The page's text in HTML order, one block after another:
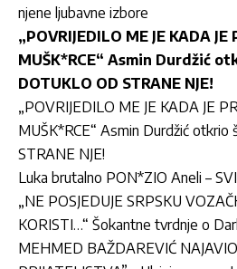
njene ljubavne izbore
„POVRIJEDILO ME JE KADA
MUŠK*RCE“ Asmin Durdžić
DOTUKLO OD STRANE NJE!
„POVRIJEDILO ME JE KADA JE
MUŠK*RCE“ Asmin Durdžić
STRANE NJE!
Luka brutalno PON*ZIO Aneli –
„NE POSJEDUJE SRPSKU
KORISTI…“ Šokantne tvrdnje o
MEHMED BAŽDAREVIĆ